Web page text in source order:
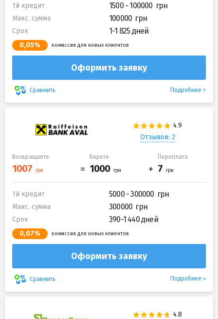
1й кредит 1500 - 100000
Макс. сумма 100000
Срок 1-1 825 дней
0,05% комиссия для новых клиентов
Оформить заявку
Сравнить Подробнее
Отзывов: 2
Возвращаете Берете Переплата
1й кредит 5000 - 300000
Макс. сумма 300000
Срок 390-1 440 дней
0,07% комиссия для новых клиентов
Оформить заявку
Сравнить Подробнее